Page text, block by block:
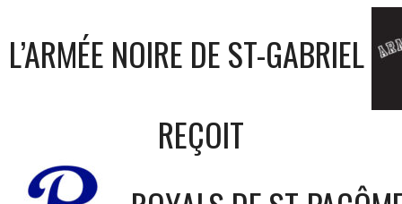
L’ARMÉE NOIRE DE ST-GABRIEL
REÇOIT